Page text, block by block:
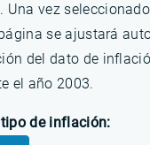
Una vez
se ajustará
del dato de
el año 2003.
de inflación: